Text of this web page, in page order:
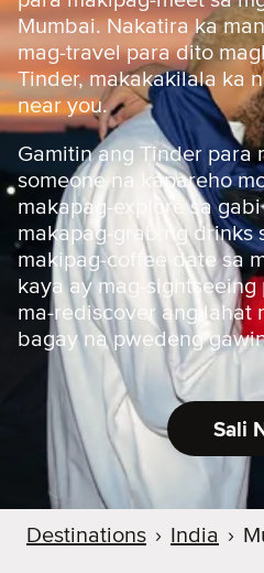
Mumbai. Nakatira ka
mag-travel para dito
Tinder, makakakilala ka
near you.
Gamitin ang Tinder para
someone na kapareho
makapag-explore sa
makapag-grab ng drinks
makipag-coffee date sa
kaya ay mag-
ma-rediscover ang lahat
bagay na pwedeng
Sali
Destinations › India ›